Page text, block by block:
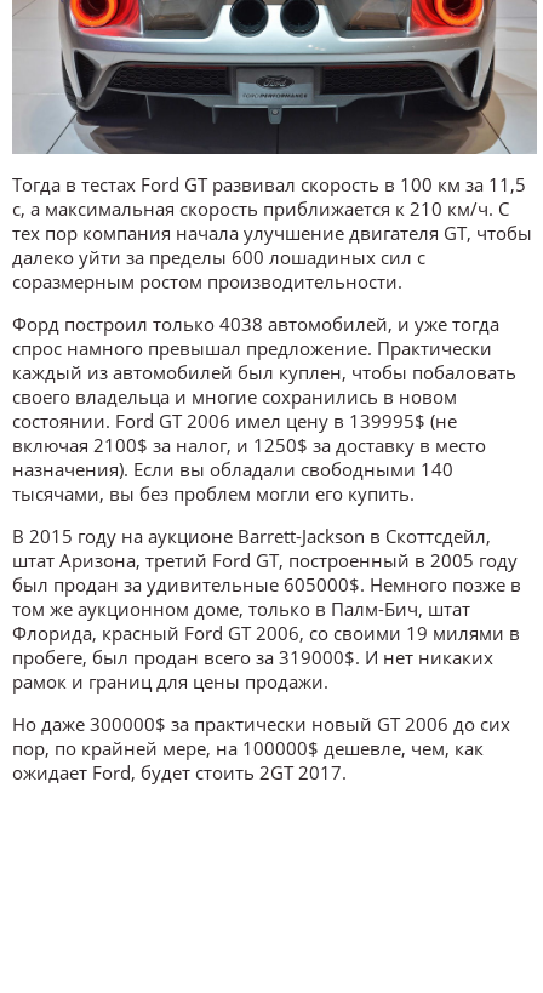
Тогда в тестах Ford GT развивал скорость в 100 км за 11,5
с, а максимальная скорость приближается к 210 км/ч. С
тех пор компания начала улучшение двигателя GT, чтобы
далеко уйти за пределы 600 лошадиных сил с
соразмерным ростом производительности.
Форд построил только 4038 автомобилей, и уже тогда
спрос намного превышал предложение. Практически
каждый из автомобилей был куплен, чтобы побаловать
своего владельца и многие сохранились в новом
состоянии. Ford GT 2006 имел цену в 139995$ (не
включая 2100$ за налог, и 1250$ за доставку в место
назначения). Если вы обладали свободными 140
тысячами, вы без проблем могли его купить.
В 2015 году на аукционе Barrett-Jackson в Скоттсдейл,
штат Аризона, третий Ford GT, построенный в 2005 году
был продан за удивительные 605000$. Немного позже в
том же аукционном доме, только в Палм-Бич, штат
Флорида, красный Ford GT 2006, со своими 19 милями в
пробеге, был продан всего за 319000$. И нет никаких
рамок и границ для цены продажи.
Но даже 300000$ за практически новый GT 2006 до сих
пор, по крайней мере, на 100000$ дешевле, чем, как
ожидает Ford, будет стоить 2GT 2017.